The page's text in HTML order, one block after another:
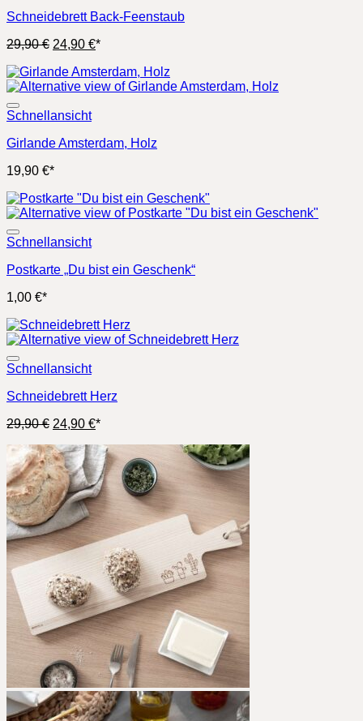
Schneidebrett Back-Feenstaub
29,90€ Ursprünglicher
war:
29,90 €
24,90 €Aktueller
ist:
24,90 €.
*
Schnellansicht
Girlande Amsterdam, Holz
19,90 €*
Schnellansicht
Postkarte „Du bist ein Geschenk“
1,00 €*
Schnellansicht
Schneidebrett Herz
29,90€ Ursprünglicher
war:
29,90 €
24,90 €Aktueller
ist:
24,90 €.
*